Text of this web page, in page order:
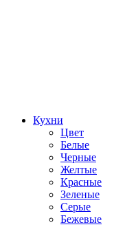
Кухни
Цвет
Белые
Черные
Желтые
Красные
Зеленые
Серые
Бежевые